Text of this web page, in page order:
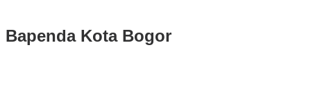
Bapenda Kota Bogor